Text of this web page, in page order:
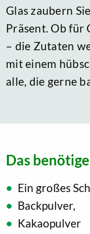
Glas zaubern
Präsent. Ob für
– die Zutaten
mit einem
alle, die gerne
Das
Ein großes
Backpulver,
Kakaopulver